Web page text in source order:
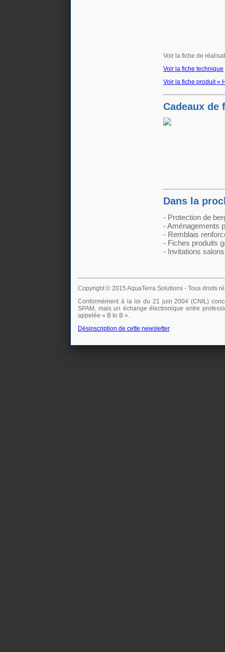
Voir la fiche de
Voir la fiche technique
Voir la fiche produit «
Cadeaux de
Dans la
- Protection de
- Aménagements
- Remblais
- Fiches produits
- Invitations
Copyright © 2015 AquaTerra Solutions - Tous droits
Conformément à la loi du 21 juin 2004 (CNIL)
SPAM, mais un échange électronique entre
appelée « B to B ».
Désinscription de cette newsletter